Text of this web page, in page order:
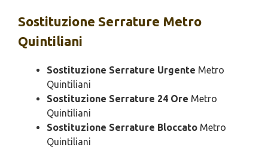
Sostituzione Serrature Metro
Quintiliani
Sostituzione Serrature Urgente Metro
Quintiliani
Sostituzione Serrature 24 Ore Metro
Quintiliani
Sostituzione Serrature Bloccato Metro
Quintiliani